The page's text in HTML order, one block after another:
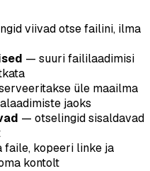
viivad otse failini, ilma
— suuri faililaadimisi
üle maailma
jaoks
— otselingid sisaldavad
faile, kopeeri linke ja
kontolt